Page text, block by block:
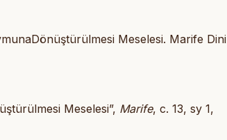
Meselesi. Marife Dini
Meselesi”, Marife, c. 13, sy 1,